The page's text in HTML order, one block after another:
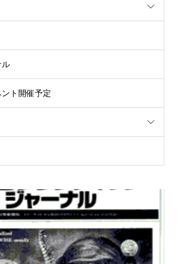
ル
ト開催予定